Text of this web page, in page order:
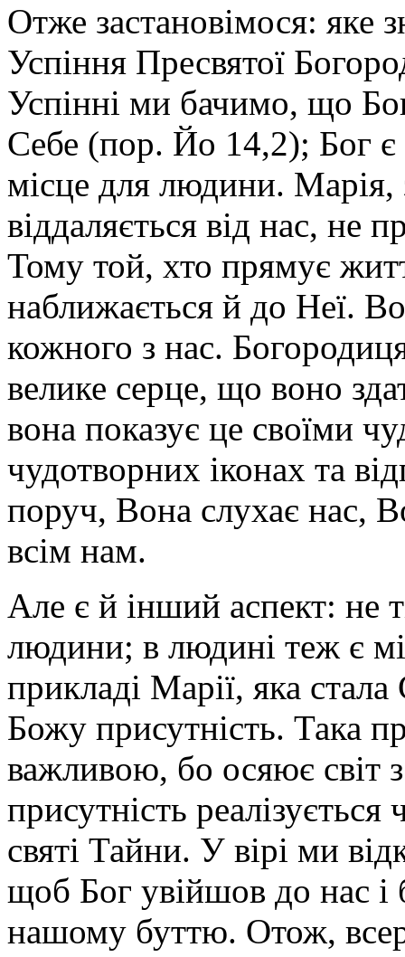
Отже застановімося: яке
Успіння Пресвятої
Успінні ми бачимо, що
Себе (пор. Йо 14,2); Бог
місце для людини.
віддаляється від нас, не
Тому той, хто прямує
наближається й до Неї.
кожного з нас.
велике серце, що воно
вона показує це своїми
чудотворних іконах та
поруч, Вона слухає нас,
всім нам.
Але є й інший аспект: не
людини; в людині теж є
прикладі Марії, яка
Божу присутність. Така
важливою, бо осяює світ
присутність
святі Тайни. У вірі ми
щоб Бог увійшов до нас і
нашому буттю. Отож,